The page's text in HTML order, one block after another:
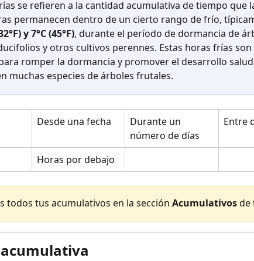
se refieren a la cantidad acumulativa de tiempo que
permanecen dentro de un cierto rango de frío,
y 7°C (45°F), durante el período de dormancia de
y otros cultivos perennes. Estas horas frías son
romper la dormancia y promover el desarrollo
muchas especies de árboles frutales.
Desde una fecha
Durante un
número de días
Entre
Horas por debajo
todos tus acumulativos en la sección Acumulativos de